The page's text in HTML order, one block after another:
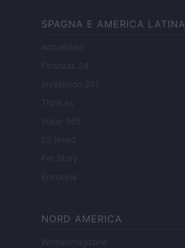
SPAGNA E AMERICA LATINA
Actualidad
Finanzas 24
Investindo 365
Think.es
Viajar 365
ES Newz
Pet Story
Encocina
NORD AMERICA
Womanmagazine